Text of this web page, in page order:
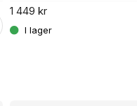
1 449 kr